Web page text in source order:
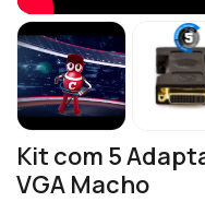
Kit com 5
VGA Macho